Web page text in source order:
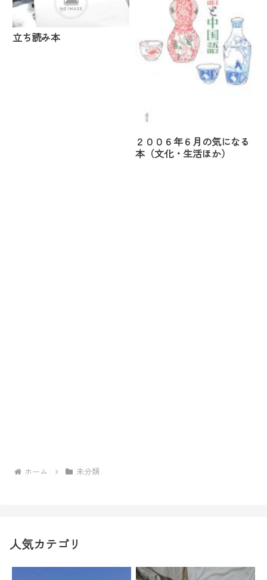
立ち読み本
２００６年６月の気になる
本（文化・生活ほか）
ホーム 未分類
人気カテゴリ